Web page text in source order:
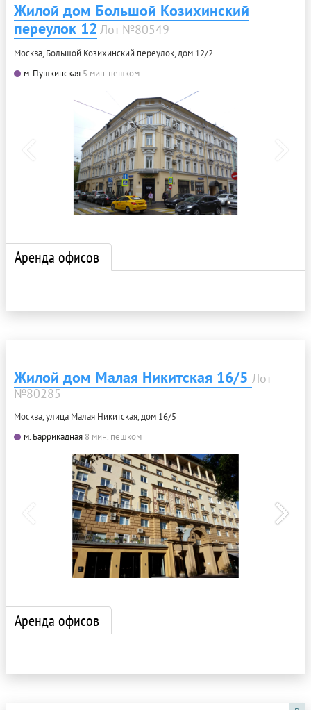
Жилой дом Большой Козихинский
переулок 12 Лот №80549
Москва, Большой Козихинский переулок, дом 12/2
м. Пушкинская 5 мин. пешком
Аренда офисов
Жилой дом Малая Никитская 16/5 Лот
№80285
Москва, улица Малая Никитская, дом 16/5
м. Баррикадная 8 мин. пешком
Аренда офисов